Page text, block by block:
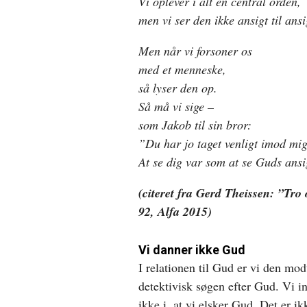
men vi ser den ikke ansigt til
Men når vi forsoner os
med et menneske,
så lyser den op.
Så må vi sige –
som Jakob til sin bror:
”Du har jo taget venligt imod
At se dig var som at se Guds
(citeret fra Gerd Theissen: ”Tro
92, Alfa 2015)
Vi danner ikke Gud
I relationen til Gud er vi den
detektivisk søgen efter Gud. Vi